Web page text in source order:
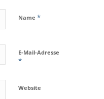
Name *
E-Mail-Adresse
*
Website